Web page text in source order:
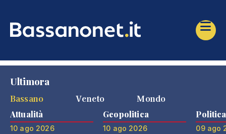
Ultimora
Bassano
Veneto Mondo
Attualità
10 ago 2026
Geopolitica
10 ago 2026
Politica
09 ago